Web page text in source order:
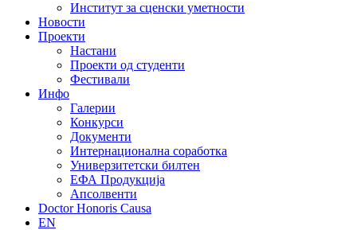
Институт за сценски уметности
Новости
Проекти
Настани
Проекти од студенти
Фестивали
Инфо
Галерии
Конкурси
Документи
Интернационална соработка
Универзитетски билтен
ЕФА Продукција
Апсолвенти
Doctor Honoris Causa
EN